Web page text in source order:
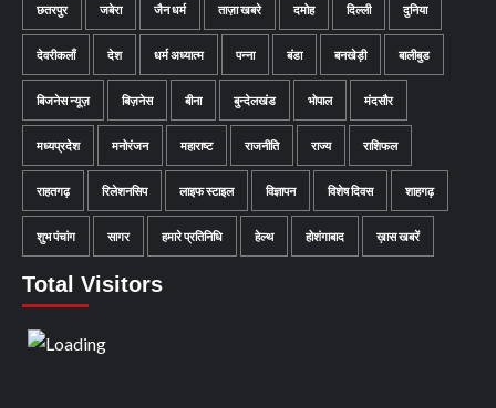
छतरपुर जबेरा जैन धर्म ताज़ा खबरे दमोह दिल्ली दुनिया
देवरीकलाँ देश धर्म अध्यात्म पन्ना बंडा बनखेड़ी बालीबुड
बिजनेस न्यूज़ बिज़नेस बीना बुन्देलखंड भोपाल मंदसौर
मध्यप्रदेश मनोरंजन महाराष्ट राजनीति राज्य राशिफल
राहतगढ़ रिलेशनसिप लाइफ स्टाइल विज्ञापन विशेष दिवस शाहगढ़
शुभ पंचांग सागर हमारे प्रतिनिधि हेल्थ होशंगाबाद ख़ास खबरें
Total Visitors